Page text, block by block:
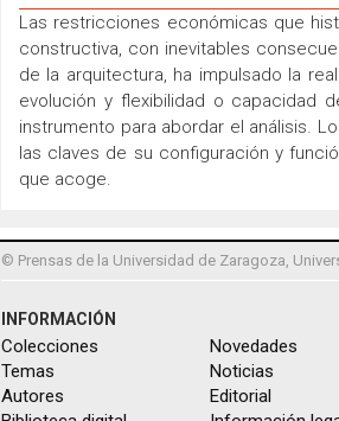
Las restricciones económicas que
constructiva, con inevitables
de la arquitectura, ha impulsado la
evolución y flexibilidad o capacidad
instrumento para abordar el análisis.
las claves de su configuración y
que acoge.
© Prensas de la Universidad de Zaragoza,
INFORMACIÓN
Colecciones
Temas
Autores
Novedades
Noticias
Editorial